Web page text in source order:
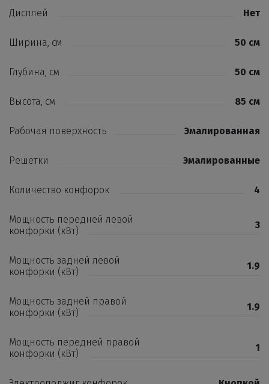
Дисплей Нет
Ширина, см 50 см
Глубина, см 50 см
Высота, см 85 см
Рабочая поверхность Эмалированная
Решетки Эмалированные
Количество конфорок 4
Мощность передней левой
конфорки (кВт)
3
Мощность задней левой
конфорки (кВт)
1.9
Мощность задней правой
конфорки (кВт)
1.9
Мощность передней правой
конфорки (кВт)
1